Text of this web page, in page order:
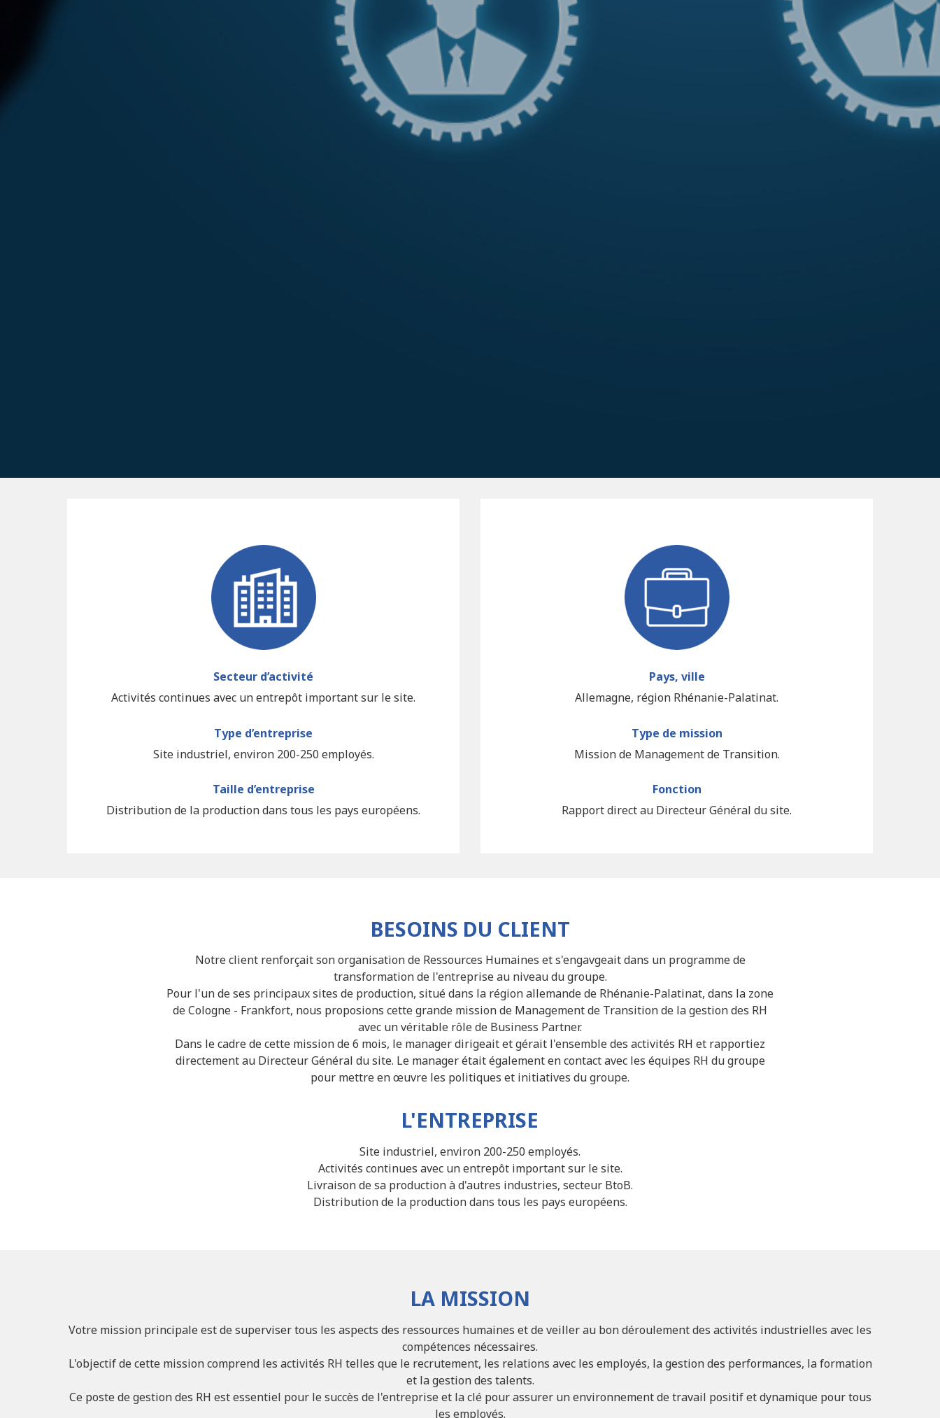
Secteur d’activité
Activités continues avec un entrepôt important sur le site.
Type d’entreprise
Site industriel, environ 200-250 employés.
Taille d’entreprise
Distribution de la production dans tous les pays européens.
Pays, ville
Allemagne, région Rhénanie-Palatinat.
Type de mission
Mission de Management de Transition.
Fonction
Rapport direct au Directeur Général du site.
BESOINS DU CLIENT
Notre client renforçait son organisation de Ressources Humaines et s'engavgeait dans un programme de
transformation de l'entreprise au niveau du groupe.
Pour l'un de ses principaux sites de production, situé dans la région allemande de Rhénanie-Palatinat, dans la zone
de Cologne - Frankfort, nous proposions cette grande mission de Management de Transition de la gestion des RH
avec un véritable rôle de Business Partner.
Dans le cadre de cette mission de 6 mois, le manager dirigeait et gérait l'ensemble des activités RH et rapportiez
directement au Directeur Général du site. Le manager était également en contact avec les équipes RH du groupe
pour mettre en œuvre les politiques et initiatives du groupe.
L'ENTREPRISE
Site industriel, environ 200-250 employés.
Activités continues avec un entrepôt important sur le site.
Livraison de sa production à d'autres industries, secteur BtoB.
Distribution de la production dans tous les pays européens.
LA MISSION
Votre mission principale est de superviser tous les aspects des ressources humaines et de veiller au bon déroulement des activités industrielles avec les
compétences nécessaires.
L'objectif de cette mission comprend les activités RH telles que le recrutement, les relations avec les employés, la gestion des performances, la formation
et la gestion des talents.
Ce poste de gestion des RH est essentiel pour le succès de l'entreprise et la clé pour assurer un environnement de travail positif et dynamique pour tous
les employés.